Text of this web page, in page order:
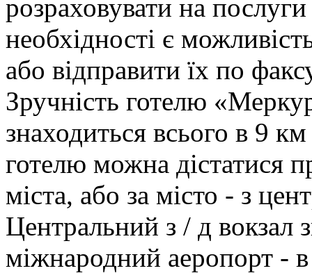
розраховувати на
необхідності є
або відправити їх по
Зручність готелю
знаходиться всього в 9
готелю можна дістатися
міста, або за місто - з
Центральний з / д вокзал
міжнародний аеропорт -